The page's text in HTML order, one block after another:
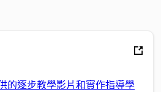
的逐步教學影片和實作指導學